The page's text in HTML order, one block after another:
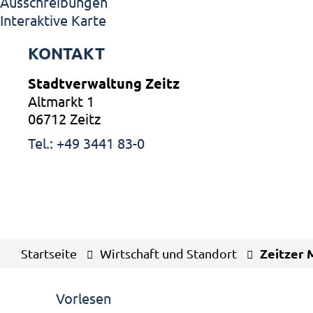
Interaktive Karte
KONTAKT
Stadtverwaltung Zeitz
Altmarkt 1
06712 Zeitz
Tel.: +49 3441 83-0
Startseite Wirtschaft und Standort Zeitzer
Vorlesen